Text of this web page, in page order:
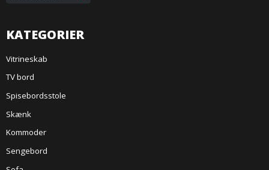
KATEGORIER
Vitrineskab
TV bord
Spisebordsstole
Skænk
Kommoder
Sengebord